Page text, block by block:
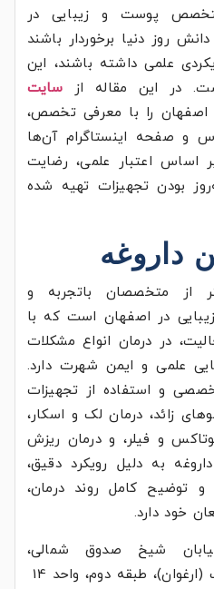
پوست و زیبایی در
روز دنیا برخوردار باشند
علمی داشته باشند، این
در این مقاله از سایت
اصفهان را با معرفی تخصص،
و صفحه اینستاگرام آن‌ها
اعتبار علمی، رضایت
بودن تجهیزات تهیه شده
از متخصصان باتجربه و
در اصفهان است که با
در درمان انواع مشکلات
علمی و ایمن شهرت دارد.
و استفاده از تجهیزات
زائد، درمان لک و اسکار،
و فیلر، و درمان ریزش
به دلیل رویکرد دقیق،
و توضیح کامل روند درمان،
خود دارد.
شیخ صدوق شمالی،
طبقه دوم، واحد 14